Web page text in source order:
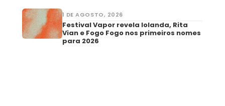
1 DE AGOSTO, 2026
Festival Vapor revela Iolanda, Rita
Vian e Fogo Fogo nos primeiros nomes
para 2026